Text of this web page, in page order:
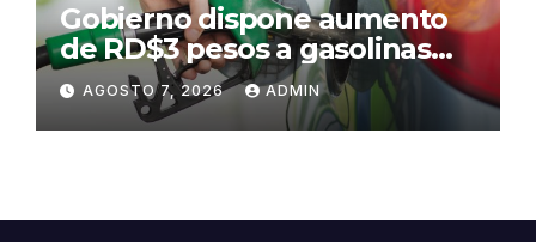
Gobierno dispone aumento
de RD$3 pesos a gasolinas
premium y regular
AGOSTO 7, 2026 ADMIN